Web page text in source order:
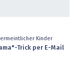
Kinder
Trick per E-Mail